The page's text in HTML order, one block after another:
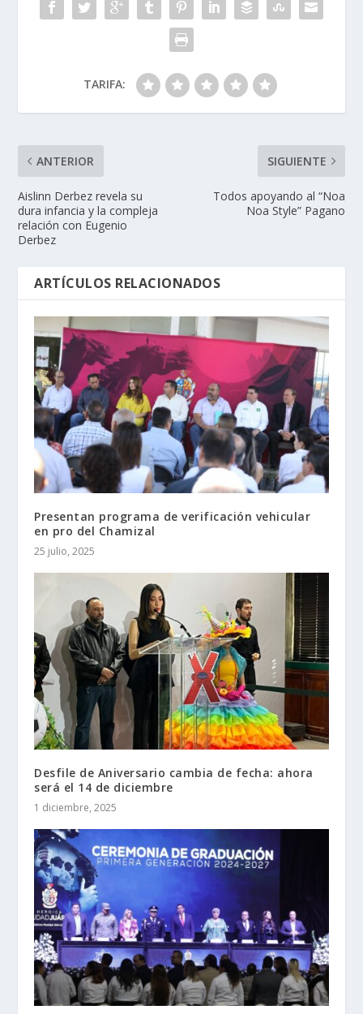
TARIFA:
ANTERIOR
Aislinn Derbez revela su
dura infancia y la compleja
relación con Eugenio
Derbez
SIGUIENTE
Todos apoyando al “Noa
Noa Style” Pagano
ARTÍCULOS RELACIONADOS
Presentan programa de verificación vehicular
en pro del Chamizal
25 julio, 2025
Desfile de Aniversario cambia de fecha: ahora
será el 14 de diciembre
1 diciembre, 2025